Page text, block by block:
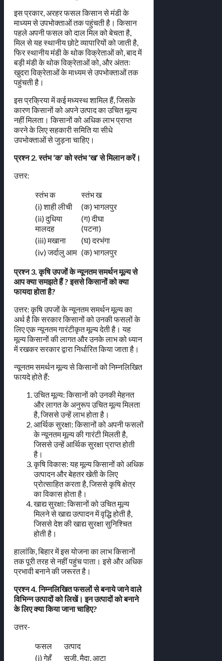
इस प्रकार, अरहर फसल किसान से मंडी के
माध्यम से उपभोक्ताओं तक पहुंचती है। किसान
पहले अपनी फसल को दाल मिल को बेचता है,
मिल से यह स्थानीय छोटे व्यापारियों को जाती है,
फिर स्थानीय मंडी के थोक विक्रेताओं को, बाद में
बड़ी मंडी के थोक विक्रेताओं को, और अंततः
खुदरा विक्रेताओं के माध्यम से उपभोक्ताओं तक
पहुंचती है।
इस प्रक्रिया में कई मध्यस्थ शामिल हैं, जिसके
कारण किसानों को अपने उत्पाद का उचित मूल्य
नहीं मिलता। किसानों को अधिक लाभ प्राप्त
करने के लिए सहकारी समिति या सीधे
उपभोक्ताओं से जुड़ना चाहिए।
प्रश्न 2. स्तंभ ‘क’ को स्तंभ ‘ख’ से मिलान करें।
उत्तर:
स्तंभ क
स्तंभ ख
(i) शाही लीची
(क) भागलपुर
(ii) दुधिया
मालदह
(ग) दीघा
(पटना)
(iii) मखाना
(घ) दरभंगा
(iv) जर्दालु आम (क) भागलपुर
प्रश्न 3. कृषि उपजों के न्यूनतम समर्थन मूल्य से
आप क्या समझते हैं ? इससे किसानों को क्या
फायदा होता है?
उत्तर: कृषि उपजों के न्यूनतम समर्थन मूल्य का
अर्थ है कि सरकार किसानों को उनकी फसलों के
लिए एक न्यूनतम गारंटीकृत मूल्य देती है। यह
मूल्य किसानों की लागत और उनके लाभ को ध्यान
में रखकर सरकार द्वारा निर्धारित किया जाता है।
न्यूनतम समर्थन मूल्य से किसानों को निम्नलिखित
फायदे होते हैं:
उचित मूल्य: किसानों को उनकी मेहनत
और लागत के अनुरूप उचित मूल्य मिलता
है, जिससे उन्हें लाभ होता है।
आर्थिक सुरक्षा: किसानों को अपनी फसलों
के न्यूनतम मूल्य की गारंटी मिलती है,
जिससे उन्हें आर्थिक सुरक्षा प्राप्त होती
है।
कृषि विकास: यह मूल्य किसानों को अधिक
उत्पादन और बेहतर खेती के लिए
प्रोत्साहित करता है, जिससे कृषि क्षेत्र
का विकास होता है।
खाद्य सुरक्षा: किसानों को उचित मूल्य
मिलने से खाद्य उत्पादन में वृद्धि होती है,
जिससे देश की खाद्य सुरक्षा सुनिश्चित
होती है।
हालांकि, बिहार में इस योजना का लाभ किसानों
तक पूरी तरह से नहीं पहुंच पाता। इसे और अधिक
प्रभावी बनाने की जरूरत है।
प्रश्न 4. निम्नलिखित फसलों से बनाये जाने वाले
विभिन्न उत्पादों को लिखें। इन उत्पादों को बनाने
के लिए क्या किया जाना चाहिए?
उत्तर-
फसल
उत्पाद
(i) गेहूँ
सूजी, मैदा, आटा